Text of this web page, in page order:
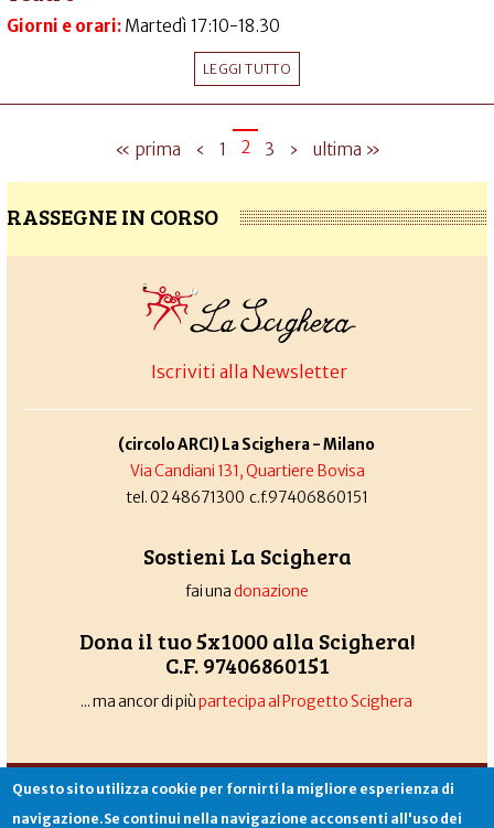
Giorni e orari: Martedì 17:10-18.30
LEGGI TUTTO
« prima ‹ 1 2 3 › ultima »
RASSEGNE IN CORSO
Iscriviti alla Newsletter
(circolo ARCI) La Scighera - Milano
Via Candiani 131, Quartiere Bovisa
tel. 02 48671300 c.f.97406860151
Sostieni La Scighera
fai unadonazione
Dona il tuo 5x1000 alla Scighera!
C.F. 97406860151
... ma ancor di piùpartecipa al Progetto Scighera
Associazione La Scighera copyleft|cookies|privacy|login
Sito creato daAlekos.net
Questo sito utilizza cookie per fornirti la migliore esperienza di
navigazione.Se continui nella navigazione acconsenti all'uso dei